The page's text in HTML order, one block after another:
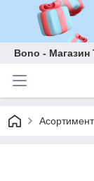
Bono - Магазин
Асортимент